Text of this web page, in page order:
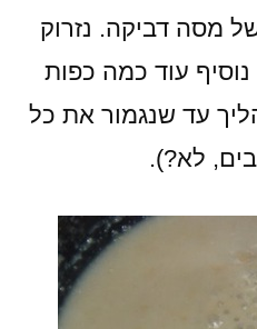
מסה דביקה. נזרוק
עוד כמה כפות
עד שנגמור את כל
לא?).